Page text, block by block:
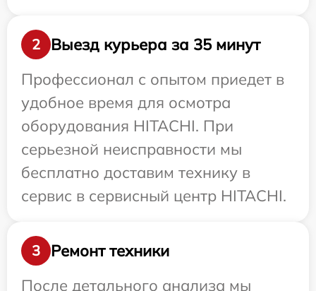
2
Выезд курьера за 35 минут
Профессионал с опытом приедет в
удобное время для осмотра
оборудования HITACHI. При
серьезной неисправности мы
бесплатно доставим технику в
сервис в сервисный центр HITACHI.
3
Ремонт техники
После детального анализа мы